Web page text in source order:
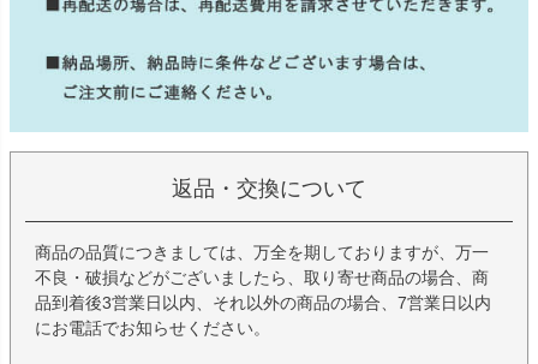
返品・交換について
商品の品質につきましては、万全を期しておりますが、万一
不良・破損などがございましたら、取り寄せ商品の場合、商
品到着後3営業日以内、それ以外の商品の場合、7営業日以内
にお電話でお知らせください。